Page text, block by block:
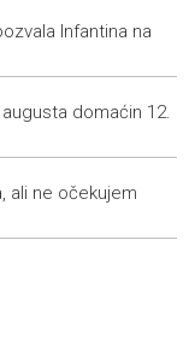
hectares in Grude,
sastanak s
Infantina na
domaćin 12.
ali ne očekujem